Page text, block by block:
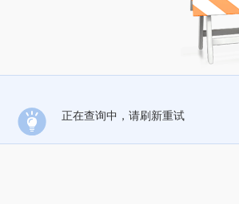
正在查询中，请刷新重试